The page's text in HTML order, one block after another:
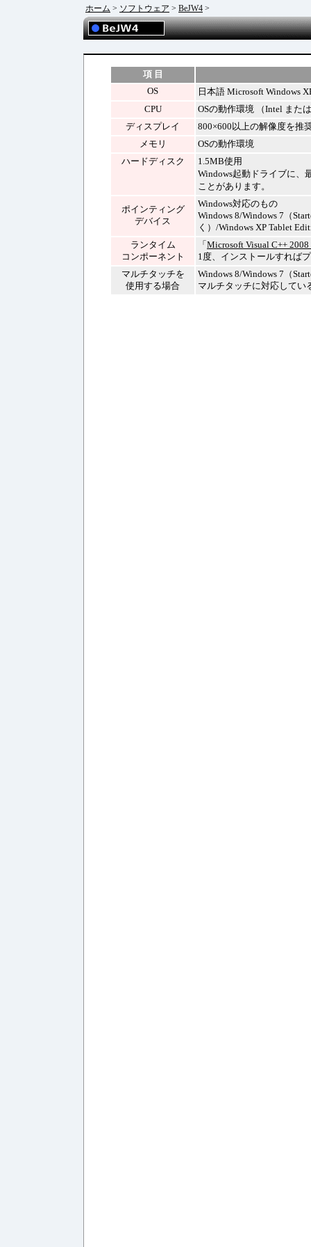
ホーム > ソフトウェア > BeJW4 >
項 目
OS
日本語 Microsoft Windows
CPU
OSの動作環境 （Intel また
ディスプレイ
800×600以上の解像度を推
メモリ
OSの動作環境
ハードディスク
1.5MB使用
Windows起動ドライブに、
ことがあります。
ポインティング
デバイス
Windows対応のもの
Windows 8/Windows 7（
く）/Windows XP Tablet
ランタイム
コンポーネント
「 Microsoft Visual C++
1度、インストールすれば
マルチタッチを
使用する場合
Windows 8/Windows 7（
マルチタッチに対応してい